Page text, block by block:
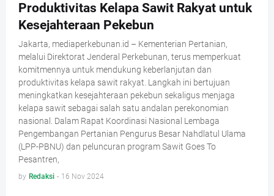
Produktivitas Kelapa Sawit Rakyat untuk
Kesejahteraan Pekebun
Jakarta, mediaperkebunan.id – Kementerian Pertanian,
melalui Direktorat Jenderal Perkebunan, terus memperkuat
komitmennya untuk mendukung keberlanjutan dan
produktivitas kelapa sawit rakyat. Langkah ini bertujuan
meningkatkan kesejahteraan pekebun sekaligus menjaga
kelapa sawit sebagai salah satu andalan perekonomian
nasional. Dalam Rapat Koordinasi Nasional Lembaga
Pengembangan Pertanian Pengurus Besar Nahdlatul Ulama
(LPP-PBNU) dan peluncuran program Sawit Goes To
Pesantren,
by Redaksi - 16 Nov 2024